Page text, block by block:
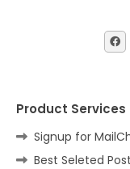
Product Services
Signup for
Best Seleted